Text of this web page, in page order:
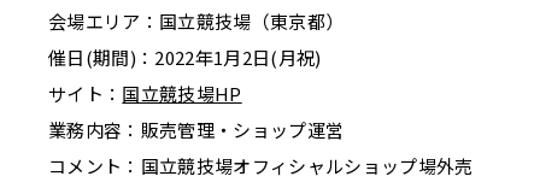
会場エリア：国立競技場（東京都）
催日(期間)：2022年1月2日(月祝)
サイト： 国立競技場HP
業務内容：販売管理・ショップ運営
コメント：国立競技場オフィシャルショップ場外売